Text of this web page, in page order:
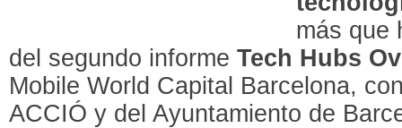
más que
del segundo informeTech Hubs
Mobile World Capital Barcelona,
ACCIÓ y del Ayuntamiento de